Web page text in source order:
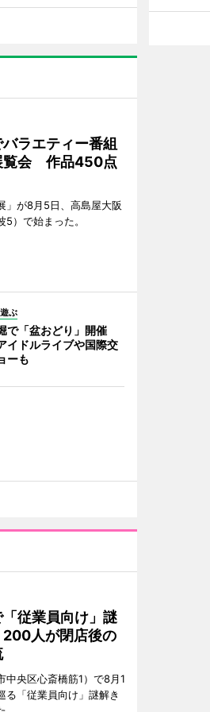
ラエティー番組
覧会 作品450点
」が8月5日、高島屋大阪
）で始まった。
ぶ
で「盆おどり」開催
ドルライブや国際交
ーも
従業員向け」謎
人が閉店後の
中央区心斎橋筋1）で8月1
る「従業員向け」謎解き